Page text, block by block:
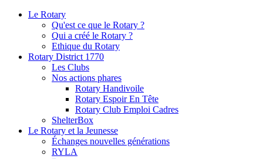
Le Rotary
Qu'est ce que le Rotary ?
Qui a créé le Rotary ?
Ethique du Rotary
Rotary District 1770
Les Clubs
Nos actions phares
Rotary Handivoile
Rotary Espoir En Tête
Rotary Club Emploi Cadres
ShelterBox
Le Rotary et la Jeunesse
Échanges nouvelles générations
RYLA